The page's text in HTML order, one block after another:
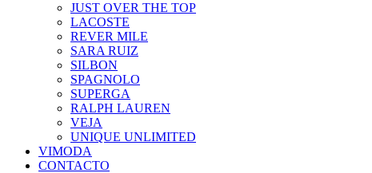
JUST OVER THE TOP
LACOSTE
REVER MILE
SARA RUIZ
SILBON
SPAGNOLO
SUPERGA
RALPH LAUREN
VEJA
UNIQUE UNLIMITED
VIMODA
CONTACTO